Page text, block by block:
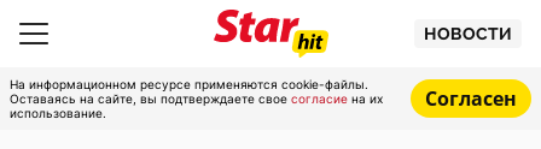
НОВОСТИ
На информационном ресурсе применяются cookie-файлы.
Оставаясь на сайте, вы подтверждаете свое согласие на их
использование.
Согласен